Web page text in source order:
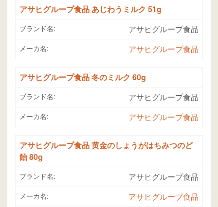
アサヒグループ食品 あじわうミルク 51g
ブランド名: アサヒグループ食品
メーカ名: アサヒグループ食品
アサヒグループ食品 冬のミルク 60g
ブランド名: アサヒグループ食品
メーカ名: アサヒグループ食品
アサヒグループ食品 黄金のしょうがはちみつのど
飴 80g
ブランド名: アサヒグループ食品
メーカ名: アサヒグループ食品